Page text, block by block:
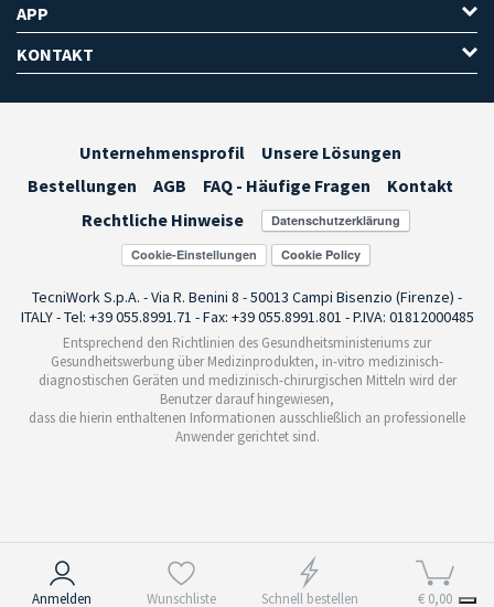
Anmelden Wunschliste Schnell bestellen € 0,00
APP
KONTAKT
Unternehmensprofil
Unsere Lösungen
Bestellungen
AGB FAQ - Häufige Fragen
Kontakt
Rechtliche Hinweise
Cookie-Einstellungen
TecniWork S.p.A. - Via R. Benini 8 - 50013 Campi Bisenzio (Firenze) -
ITALY - Tel: +39 055.8991.71 - Fax: +39 055.8991.801 - P.IVA: 01812000485
Entsprechend den Richtlinien des Gesundheitsministeriums zur
Gesundheitswerbung über Medizinprodukten, in-vitro medizinisch-
diagnostischen Geräten und medizinisch-chirurgischen Mitteln wird der
Benutzer darauf hingewiesen,
dass die hierin enthaltenen Informationen ausschließlich an professionelle
Anwender gerichtet sind.
Hinweis bei Erhebung